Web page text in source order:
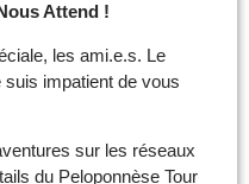
Attend !
les ami.e.s. Le
suis impatient de vous
sur les réseaux
du Peloponnèse Tour